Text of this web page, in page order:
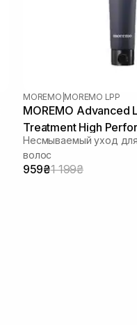
MOREMO MOREMO LPP
MOREMO Advanced
Treatment High
Technology 150 мл
Несмываемый уход
волос
959₴1 199₴